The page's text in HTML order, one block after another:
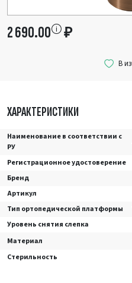
ХАРАКТЕРИСТИКИ
Наименование в соответствии с
РУ
Регистрационное удостоверение
Бренд
Артикул
Тип ортопедической платформы
Уровень снятия слепка
Материал
Стерильность
2 690.00 ₽